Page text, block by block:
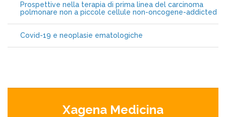
Prospettive nella terapia di prima linea del carcinoma
polmonare non a piccole cellule non-oncogene-addicted
Covid-19 e neoplasie ematologiche
Xagena Medicina